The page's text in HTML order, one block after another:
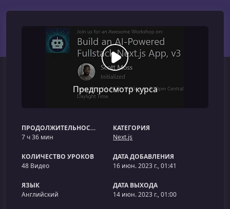
Предпросмотр курса
ПРОДОЛЖИТЕЛЬНОСТЬ
7 ч 36 мин
КАТЕГОРИЯ
Next.js
КОЛИЧЕСТВО УРОКОВ
48 Видео
ДАТА ДОБАВЛЕНИЯ
16 июн. 2023 г., 01:41
ЯЗЫК
Английский
ДАТА ВЫХОДА
14 июн. 2023 г., 01:00